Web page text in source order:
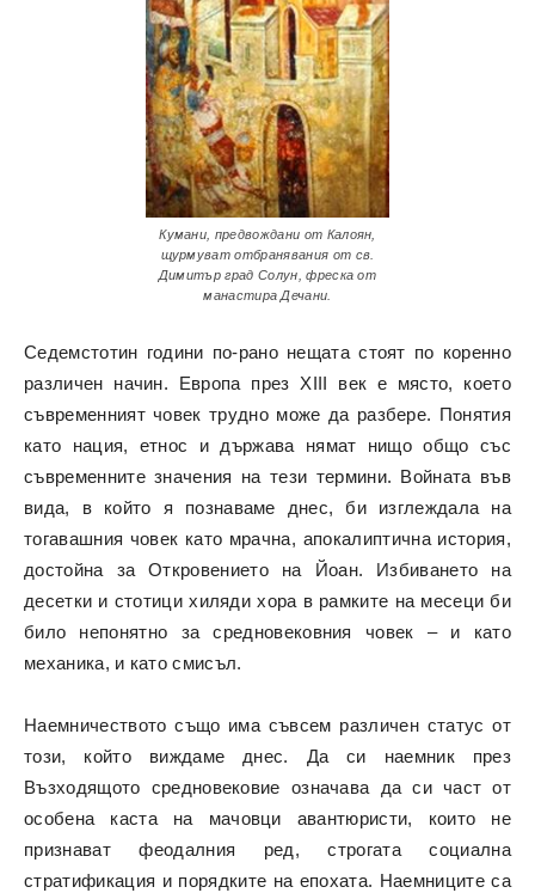
Кумани, предвождани от Калоян,
щурмуват отбранявания от св.
Димитър град Солун, фреска от
манастира Дечани.
Седемстотин години по-рано нещата стоят по коренно
различен начин. Европа през XIII век е място, което
съвременният човек трудно може да разбере. Понятия
като нация, етнос и държава нямат нищо общо със
съвременните значения на тези термини. Войната във
вида, в който я познаваме днес, би изглеждала на
тогавашния човек като мрачна, апокалиптична история,
достойна за Откровението на Йоан. Избиването на
десетки и стотици хиляди хора в рамките на месеци би
било непонятно за средновековния човек – и като
механика, и като смисъл.
Наемничеството също има съвсем различен статус от
този, който виждаме днес. Да си наемник през
Възходящото средновековие означава да си част от
особена каста на мачовци авантюристи, които не
признават феодалния ред, строгата социална
стратификация и порядките на епохата. Наемниците са